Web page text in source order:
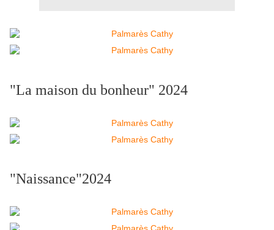
"La maison du bonheur" 2024
"Naissance"2024